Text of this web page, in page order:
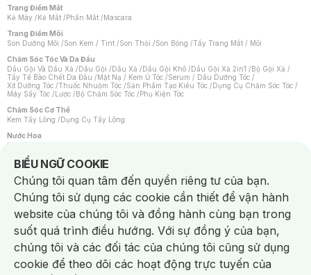
Trang Điểm Mắt
Kẻ Mày /Kẻ Mắt /Phấn Mắt /Mascara
Trang Điểm Môi
Son Dưỡng Môi /Son Kem / Tint /Son Thỏi /Son Bóng /Tẩy Trang Mắt / Môi
Chăm Sóc Tóc Và Da Đầu
Dầu Gội Và Dầu Xả /Dầu Gội /Dầu Xả /Dầu Gội Khô /Dầu Gội Xả 2in1 /Bộ Gội Xả /
Tẩy Tế Bào Chết Da Đầu /Mặt Nạ / Kem Ủ Tóc /Serum / Dầu Dưỡng Tóc /
Xịt Dưỡng Tóc /Thuốc Nhuộm Tóc /Sản Phẩm Tạo Kiểu Tóc /Dụng Cụ Chăm Sóc Tóc /
Máy Sấy Tóc /Lược /Bộ Chăm Sóc Tóc /Phụ Kiện Tóc
Chăm Sóc Cơ Thể
Kem Tẩy Lông /Dụng Cụ Tẩy Lông
Nước Hoa
Nước Hoa Nữ
Chăm Sóc Cá Nhân
Chống Muỗi /Khẩu Trang /Máy Massage/Mặt Nạ Xông Hơi /Nước Rửa Tay/
Sản Phẩm Chăm Sóc Khác /Bàn Chải Đánh Răng /Bàn Chải Điện/
Hỗ Trợ Trắng Răng/Kem Đánh Răng /Máy Tăm Nước/ Nước Súc Miệng/
Tăm / Chỉ Nha Khoa/ Xịt Thơm Miệng / Dung Dịch Vệ Sinh/Dưỡng Vùng Kín/
Khăn Ướt Vệ Sinh Vùng Kín/Băng Vệ Sinh/Tampon/Bọt Cạo Râu /Dao Cạo Râu/
Máy Cạo Râu
Vấn Đề Về Da
Da Dầu / Lỗ Chân Lông To/ Da Khô / Mất Nước/ Da Lão Hóa/ Da Mụn/
Da Nhạy Cảm / Kích Ứng
Da Xỉn Màu Thâm / Nám / Tàn Nhang
Quầng Thâm & Bọng Mắt /Sẹo /Viêm Da Cơ Địa
BIỂU NGỮ COOKIE
Notice about cookies usage
Chúng tôi quan tâm đến quyền riêng tư của bạn.
Chúng tôi sử dụng các cookie cần thiết để vận hành
website của chúng tôi và đồng hành cùng bạn trong
suốt quá trình điều hướng. Với sự đồng ý của bạn,
chúng tôi và các đối tác của chúng tôi cũng sử dụng
cookie để theo dõi các hoạt động trực tuyến của